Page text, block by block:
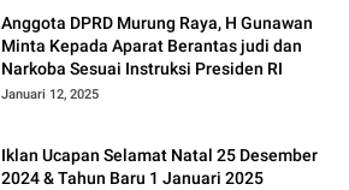
Anggota DPRD Murung Raya, H Gunawan
Minta Kepada Aparat Berantas judi dan
Narkoba Sesuai Instruksi Presiden RI
Januari 12, 2025
Iklan Ucapan Selamat Natal 25 Desember
2024 & Tahun Baru 1 Januari 2025